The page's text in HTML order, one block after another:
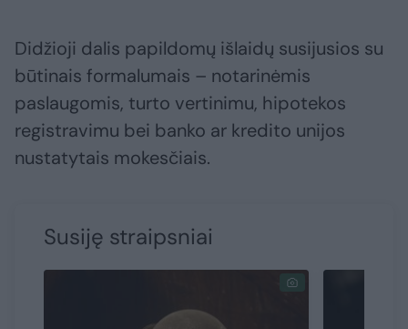
Didžioji dalis papildomų išlaidų susijusios su
būtinais formalumais – notarinėmis
paslaugomis, turto vertinimu, hipotekos
registravimu bei banko ar kredito unijos
nustatytais mokesčiais.
Susiję straipsniai